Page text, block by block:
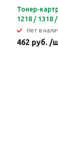
Тонер-
1218 / 1318
Нет в
462 руб. /